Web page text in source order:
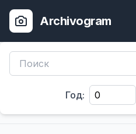
Archivogram
Год: